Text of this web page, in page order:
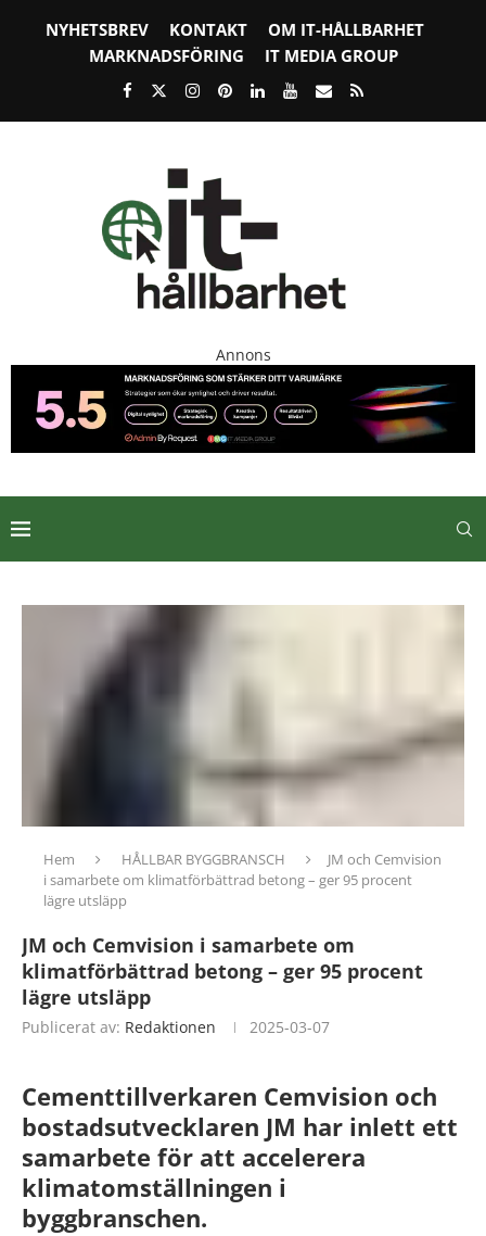
NYHETSBREV KONTAKT
OM IT-HÅLLBARHET
MARKNADSFÖRING
IT MEDIA GROUP
Annons
Hem HÅLLBAR BYGGBRANSCH
JM och Cemvision
i samarbete om klimatförbättrad betong – ger 95 procent
lägre utsläpp
JM och Cemvision i samarbete om
klimatförbättrad betong – ger 95 procent
lägre utsläpp
Publicerat av: Redaktionen 2025-03-07
Cementtillverkaren Cemvision och
bostadsutvecklaren JM har inlett ett
samarbete för att accelerera
klimatomställningen i
byggbranschen.